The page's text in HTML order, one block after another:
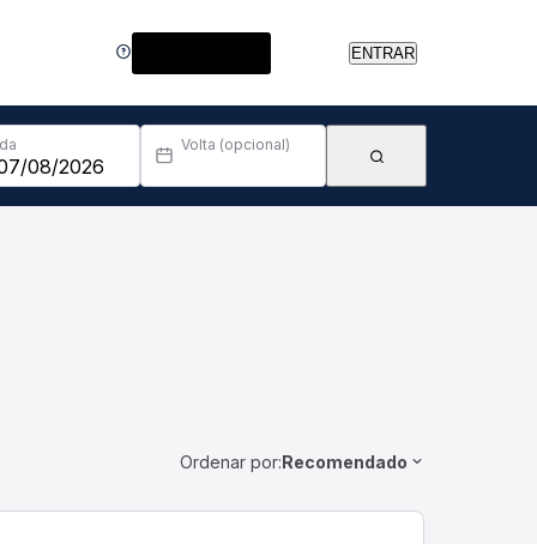
ENTRAR
Volta (opcional)
Ordenar por:Recomendado